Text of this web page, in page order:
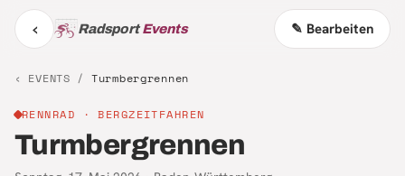
‹ RadsportEvents ✎ Bearbeiten
‹ EVENTS / Turmbergrennen
RENNRAD · BERGZEITFAHREN
Turmbergrennen